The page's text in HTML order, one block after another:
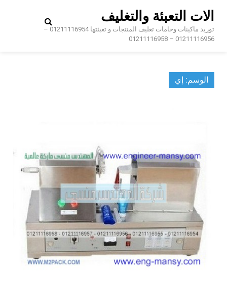
content
الات التعبئة والتغليف
توريد ماكينات وخامات تغليف المنتجات و تعبئتها 01211116954 –
01211116956 – 01211116958
الوسم: إي